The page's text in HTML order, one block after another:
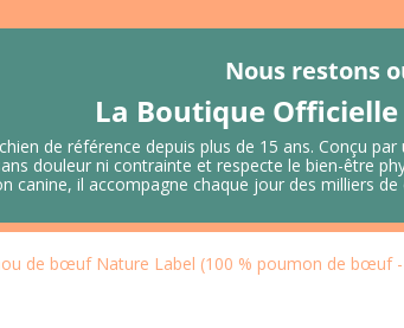
Nous restons
La Boutique
de référence depuis plus de 15 ans. Conçu
douleur ni contrainte et respecte le bien-être
canine, il accompagne chaque jour des milliers
de bœuf Nature Label (100 % poumon de bœuf